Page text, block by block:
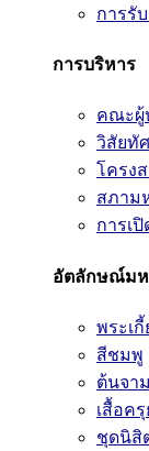
การรั
การบริหาร
คณะผู้
วิสัยทั
โครง
สภาม
การเ
อัตลักษณ์มห
พระเกี้
สีชมพู
ต้นจา
เสื้อค
ชุดนิสิ